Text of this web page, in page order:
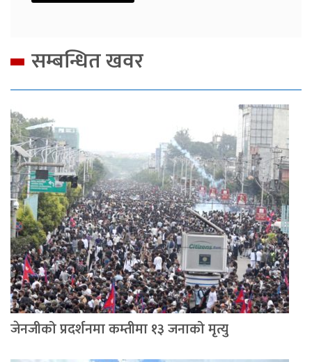
सम्बन्धित खवर
जेनजीको प्रदर्शनमा कम्तीमा १३ जनाको मृत्यु